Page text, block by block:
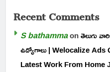
Recent Comments
S bathammaonతెలుగు
ఉద్యోగాలు | Welocalize
Latest Work From Home